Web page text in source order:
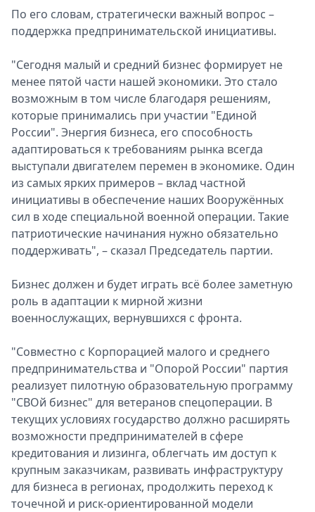
По его словам, стратегически важный вопрос –
поддержка предпринимательской инициативы.
"Сегодня малый и средний бизнес формирует не
менее пятой части нашей экономики. Это стало
возможным в том числе благодаря решениям,
которые принимались при участии "Единой
России". Энергия бизнеса, его способность
адаптироваться к требованиям рынка всегда
выступали двигателем перемен в экономике. Один
из самых ярких примеров – вклад частной
инициативы в обеспечение наших Вооружённых
сил в ходе специальной военной операции. Такие
патриотические начинания нужно обязательно
поддерживать", – сказал Председатель партии.
Бизнес должен и будет играть всё более заметную
роль в адаптации к мирной жизни
военнослужащих, вернувшихся с фронта.
"Совместно с Корпорацией малого и среднего
предпринимательства и "Опорой России" партия
реализует пилотную образовательную программу
"СВОй бизнес" для ветеранов спецоперации. В
текущих условиях государство должно расширять
возможности предпринимателей в сфере
кредитования и лизинга, облегчать им доступ к
крупным заказчикам, развивать инфраструктуру
для бизнеса в регионах, продолжить переход к
точечной и риск-ориентированной модели